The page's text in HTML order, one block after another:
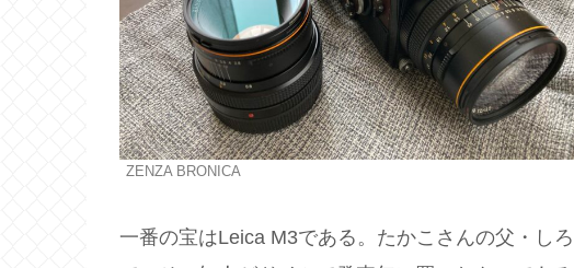
ZENZA BRONICA
一番の宝はLeica M3である。たかこさんの父・し